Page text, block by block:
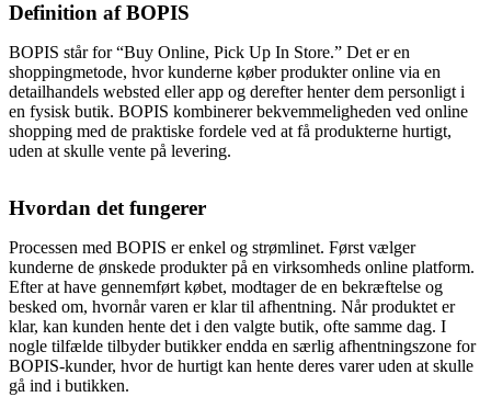
Definition af BOPIS
BOPIS står for “Buy Online, Pick Up In Store.” Det er en
shoppingmetode, hvor kunderne køber produkter online via en
detailhandels websted eller app og derefter henter dem personligt i
en fysisk butik. BOPIS kombinerer bekvemmeligheden ved online
shopping med de praktiske fordele ved at få produkterne hurtigt,
uden at skulle vente på levering.
Hvordan det fungerer
Processen med BOPIS er enkel og strømlinet. Først vælger
kunderne de ønskede produkter på en virksomheds online platform.
Efter at have gennemført købet, modtager de en bekræftelse og
besked om, hvornår varen er klar til afhentning. Når produktet er
klar, kan kunden hente det i den valgte butik, ofte samme dag. I
nogle tilfælde tilbyder butikker endda en særlig afhentningszone for
BOPIS-kunder, hvor de hurtigt kan hente deres varer uden at skulle
gå ind i butikken.